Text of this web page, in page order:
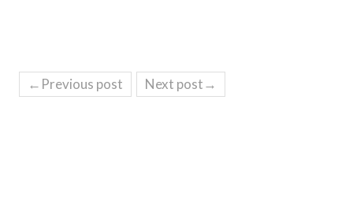
←Previous post Next post→